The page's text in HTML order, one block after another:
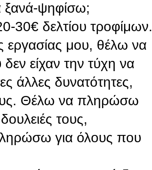
ξανά-ψηφίσω;
30€ δελτίου τροφίμων.
εργασίας μου, θέλω να
είχαν την τύχη να
άλλες δυνατότητες,
Θέλω να πληρώσω
τους,
για όλους που